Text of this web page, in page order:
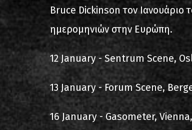
2005-06-21 Μαλακάσα
2008-08-02 Μαλακάσα
2011-06-17 Μαλακάσα
2018-07-20 Μαλακάσα
2022-07-16 Ολυμπιακό Στάδιο
Bruce Dickinson τον Ιανουάριο
ημερομηνιών στην Ευρώπη.
12 January - Sentrum Scene,
13 January - Forum Scene,
16 January - Gasometer,